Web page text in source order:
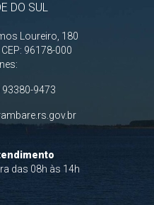
DO SUL
Loureiro, 180
96178-000
93380-9473
das 08h às 14h